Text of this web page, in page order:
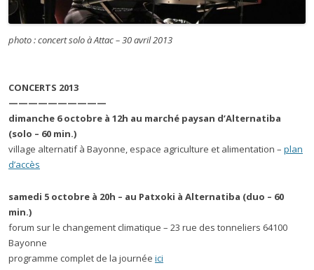
photo : concert solo à Attac – 30 avril 2013
CONCERTS 2013
——————————
dimanche 6 octobre à 12h au marché paysan d’Alternatiba
(solo – 60 min.)
village alternatif à Bayonne, espace agriculture et alimentation – plan
d’accès
samedi 5 octobre à 20h – au Patxoki à Alternatiba (duo – 60
min.)
forum sur le changement climatique – 23 rue des tonneliers 64100
Bayonne
programme complet de la journée ici